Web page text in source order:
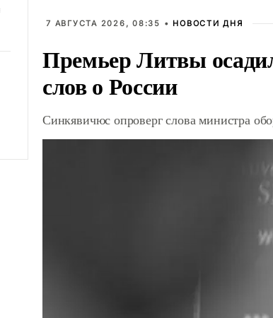
7 АВГУСТА 2026, 08:35 • НОВОСТИ ДНЯ
Премьер Литвы
слов о России
Синкявичюс опроверг слова министра